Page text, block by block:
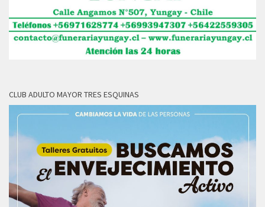
CLUB ADULTO MAYOR TRES ESQUINAS